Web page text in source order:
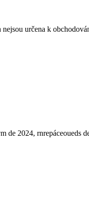
určena k
2024,